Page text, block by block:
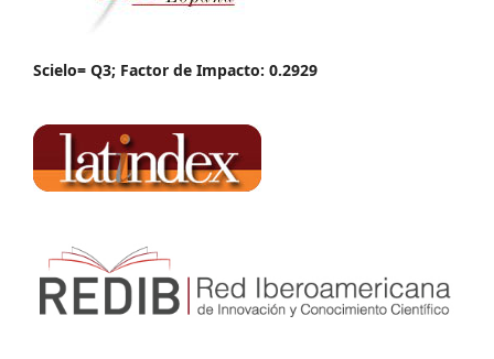
Scielo= Q3; Factor de Impacto: 0.2929